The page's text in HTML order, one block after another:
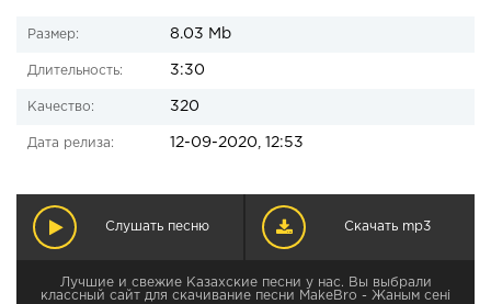
Размер: 8.03 Mb
Длительность: 3:30
Качество: 320
Дата релиза: 12-09-2020, 12:53
Слушать песню Скачать mp3
Лучшие и свежие Казахские песни у нас. Вы выбрали
классный сайт для скачивание песни MakeBro - Жаным сені